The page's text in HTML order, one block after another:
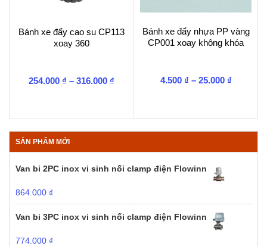
Bánh xe đẩy cao su CP113
xoay 360
254.000 ₫ – 316.000 ₫
Bánh xe đẩy nhựa PP vàng
CP001 xoay không khóa
4.500 ₫ – 25.000 ₫Khoảng
SẢN PHẨM MỚI
Van bi 2PC inox vi sinh nối clamp điện Flowinn
864.000 ₫
Van bi 3PC inox vi sinh nối clamp điện Flowinn
774.000 ₫